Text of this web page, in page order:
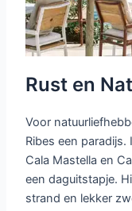
Rust en
Voor
Ribes een
Cala Mastella en
een daguitstapje.
strand en lekker